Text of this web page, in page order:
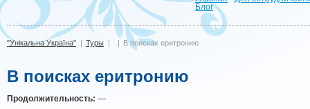
Блог
"Унікальна Україна" | Туры | | В поисках еритронию
В поисках еритронию
Продолжительность: —